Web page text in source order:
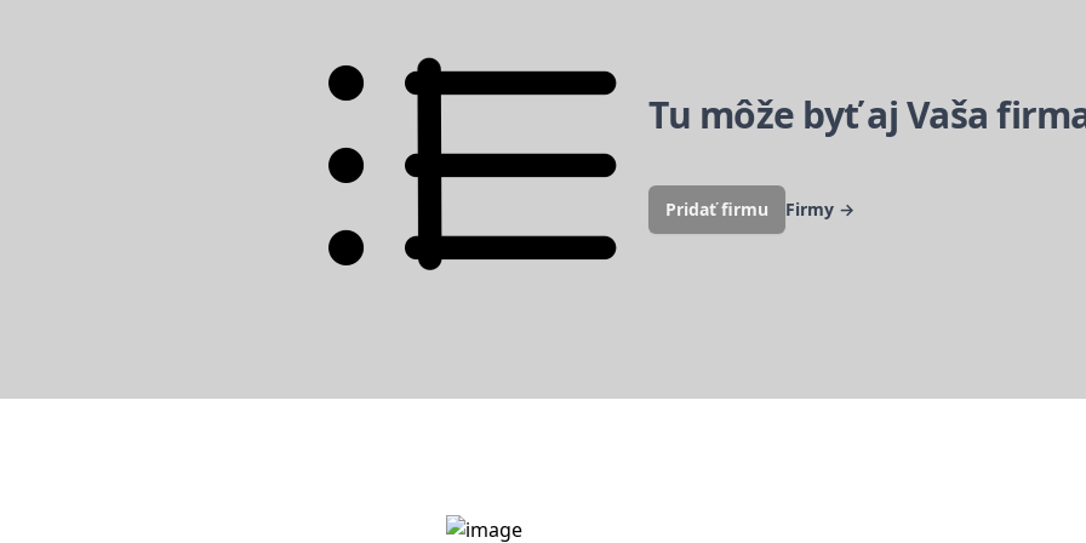
Tu môže byť aj Vaša
Pridať firmu Firmy →